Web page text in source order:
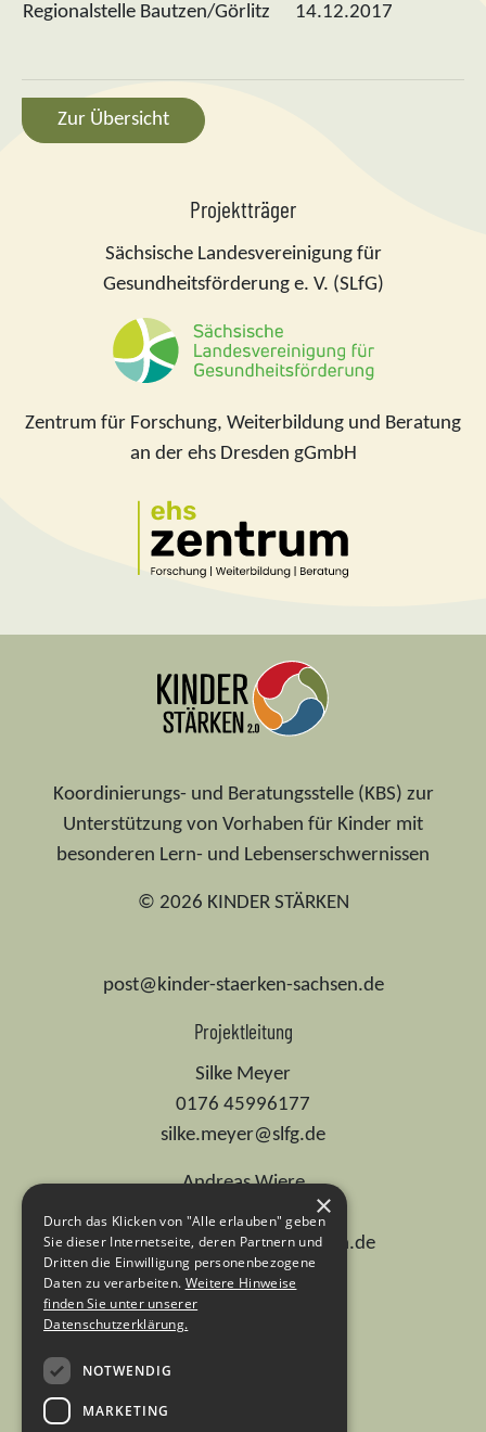
Regionalstelle Bautzen/Görlitz 14.12.2017
Zur Übersicht
Projektträger
Sächsische Landesvereinigung für
Gesundheitsförderung e. V. (SLfG)
Zentrum für Forschung, Weiterbildung und Beratung
an der ehs Dresden gGmbH
Koordinierungs- und Beratungsstelle (KBS) zur
Unterstützung von Vorhaben für Kinder mit
besonderen Lern- und Lebenserschwernissen
© 2026 KINDER STÄRKEN
post@kinder-staerken-sachsen.de
Projektleitung
Silke Meyer
0176 45996177
silke.meyer@slfg.de
Andreas Wiere
0176 74701737
andreas.wiere@ehs-dresden.de
Dr. Ute Günther
0155 67536336
×
Durch das Klicken von "Alle erlauben" geben
Sie dieser Internetseite, deren Partnern und
Dritten die Einwilligung personenbezogene
Daten zu verarbeiten. Weitere Hinweise
finden Sie unter unserer
Datenschutzerklärung.
NOTWENDIG
MARKETING